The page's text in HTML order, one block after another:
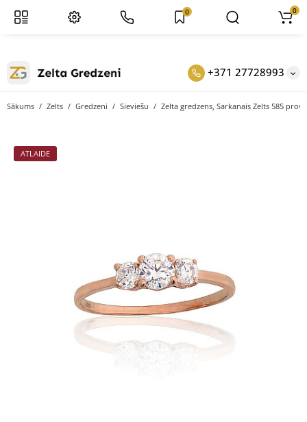
+371 27728993
0 0
Sākums Zelts Gredzeni Sieviešu Zelta gredzens, Sarkanais Zelts 585
ATLAIDE